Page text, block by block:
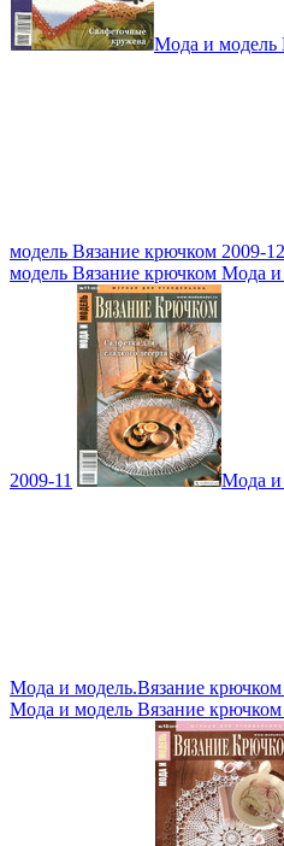
Мода и модель
модель Вязание крючком 2009-12
модель Вязание крючком Мода
2009-11 Мода и
Мода и модель.Вязание крючком
Мода и модель Вязание